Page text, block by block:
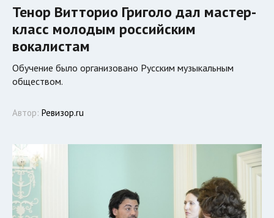
Тенор Витторио Григоло дал мастер-
класс молодым российским
вокалистам
Обучение было организовано Русским музыкальным
обществом.
Автор: Ревизор.ru